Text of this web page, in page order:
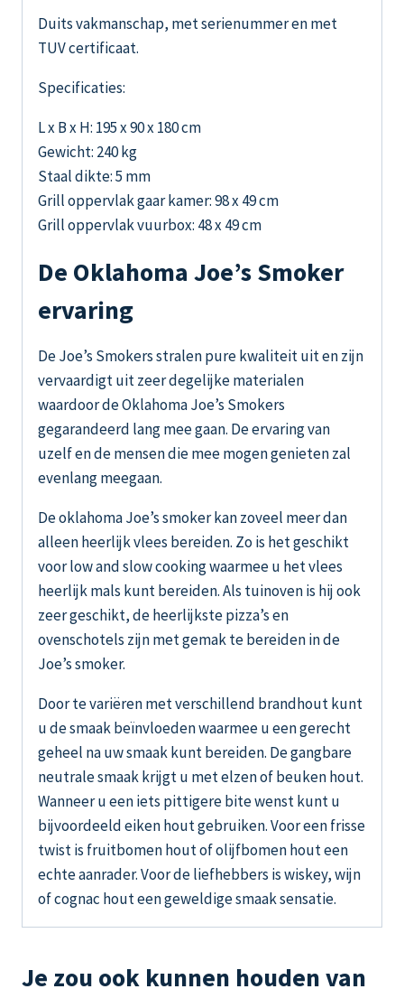
Duits vakmanschap, met serienummer en met
TUV certificaat.
Specificaties:
L x B x H: 195 x 90 x 180 cm
Gewicht: 240 kg
Staal dikte: 5 mm
Grill oppervlak gaar kamer: 98 x 49 cm
Grill oppervlak vuurbox: 48 x 49 cm
De Oklahoma Joe’s Smoker
ervaring
De Joe’s Smokers stralen pure kwaliteit uit en zijn
vervaardigt uit zeer degelijke materialen
waardoor de Oklahoma Joe’s Smokers
gegarandeerd lang mee gaan. De ervaring van
uzelf en de mensen die mee mogen genieten zal
evenlang meegaan.
De oklahoma Joe’s smoker kan zoveel meer dan
alleen heerlijk vlees bereiden. Zo is het geschikt
voor low and slow cooking waarmee u het vlees
heerlijk mals kunt bereiden. Als tuinoven is hij ook
zeer geschikt, de heerlijkste pizza’s en
ovenschotels zijn met gemak te bereiden in de
Joe’s smoker.
Door te variëren met verschillend brandhout kunt
u de smaak beïnvloeden waarmee u een gerecht
geheel na uw smaak kunt bereiden. De gangbare
neutrale smaak krijgt u met elzen of beuken hout.
Wanneer u een iets pittigere bite wenst kunt u
bijvoordeeld eiken hout gebruiken. Voor een frisse
twist is fruitbomen hout of olijfbomen hout een
echte aanrader. Voor de liefhebbers is wiskey, wijn
of cognac hout een geweldige smaak sensatie.
Je zou ook kunnen houden van